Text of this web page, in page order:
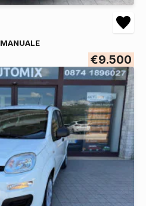
MANUALE
€9.500